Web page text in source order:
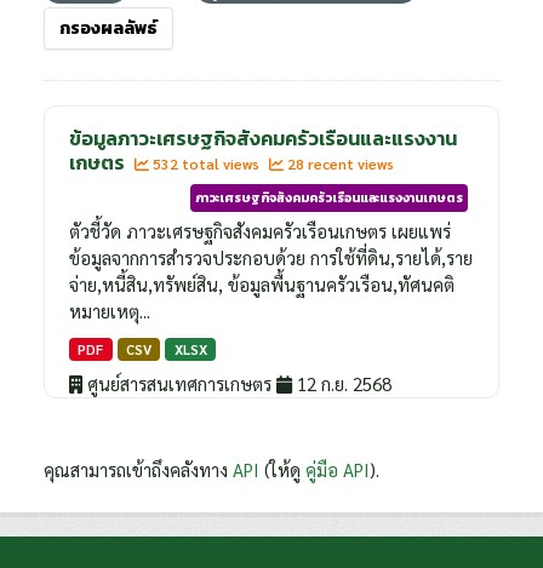
กรองผลลัพธ์
ข้อมูลภาวะเศรษฐกิจสังคมครัวเรือนและแรงงาน
เกษตร
532 total views
28 recent views
ภาวะเศรษฐกิจสังคมครัวเรือนและแรงงานเกษตร
ตัวชี้วัด ภาวะเศรษฐกิจสังคมครัวเรือนเกษตร เผยแพร่
ข้อมูลจากการสำรวจประกอบด้วย การใช้ที่ดิน,รายได้,ราย
จ่าย,หนี้สิน,ทรัพย์สิน, ข้อมูลพื้นฐานครัวเรือน,ทัศนคติ
หมายเหตุ...
PDF CSV XLSX
ศูนย์สารสนเทศการเกษตร 12 ก.ย. 2568
คุณสามารถเข้าถึงคลังทาง API (ให้ดู คู่มือ API).